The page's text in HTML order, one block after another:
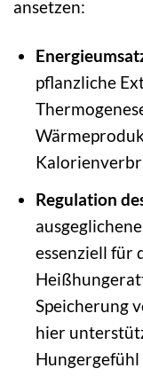
ansetzen:
pflanzliche
Regulation
essenziell für
Speicherung
hier
Hungergefühl